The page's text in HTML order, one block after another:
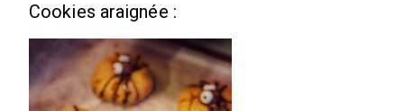
Cookies araignée :